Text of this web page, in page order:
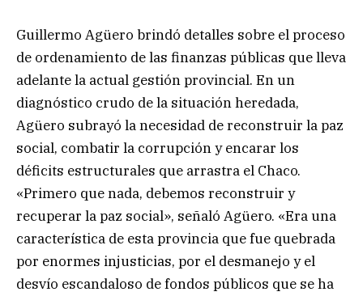
Guillermo Agüero brindó detalles sobre el proceso
de ordenamiento de las finanzas públicas que lleva
adelante la actual gestión provincial. En un
diagnóstico crudo de la situación heredada,
Agüero subrayó la necesidad de reconstruir la paz
social, combatir la corrupción y encarar los
déficits estructurales que arrastra el Chaco.
«Primero que nada, debemos reconstruir y
recuperar la paz social», señaló Agüero. «Era una
característica de esta provincia que fue quebrada
por enormes injusticias, por el desmanejo y el
desvío escandaloso de fondos públicos que se ha